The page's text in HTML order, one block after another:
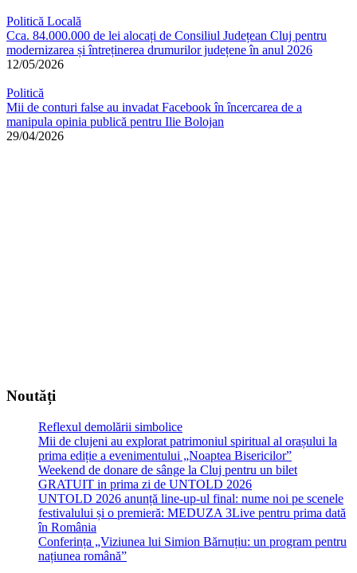
Politică Locală
Cca. 84.000.000 de lei alocați de Consiliul Județean Cluj pentru
modernizarea și întreținerea drumurilor județene în anul 2026
12/05/2026
Politică
Mii de conturi false au invadat Facebook în încercarea de a
manipula opinia publică pentru Ilie Bolojan
29/04/2026
Noutăți
Reflexul demolării simbolice
Mii de clujeni au explorat patrimoniul spiritual al orașului la
prima ediție a evenimentului „Noaptea Bisericilor”
Weekend de donare de sânge la Cluj pentru un bilet
GRATUIT in prima zi de UNTOLD 2026
UNTOLD 2026 anunță line-up-ul final: nume noi pe scenele
festivalului și o premieră: MEDUZA 3Live pentru prima dată
în România
Conferința „Viziunea lui Simion Bărnuțiu: un program pentru
națiunea română”